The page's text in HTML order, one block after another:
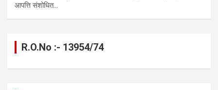
आपत्ति संशोधित…
R.O.No :- 13954/74